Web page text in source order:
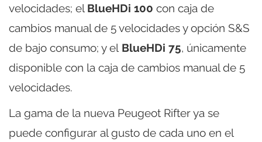
velocidades; el BlueHDi 100 con caja de
cambios manual de 5 velocidades y opción S&S
de bajo consumo; y el BlueHDi 75, únicamente
disponible con la caja de cambios manual de 5
velocidades.
La gama de la nueva Peugeot Rifter ya se
puede configurar al gusto de cada uno en el